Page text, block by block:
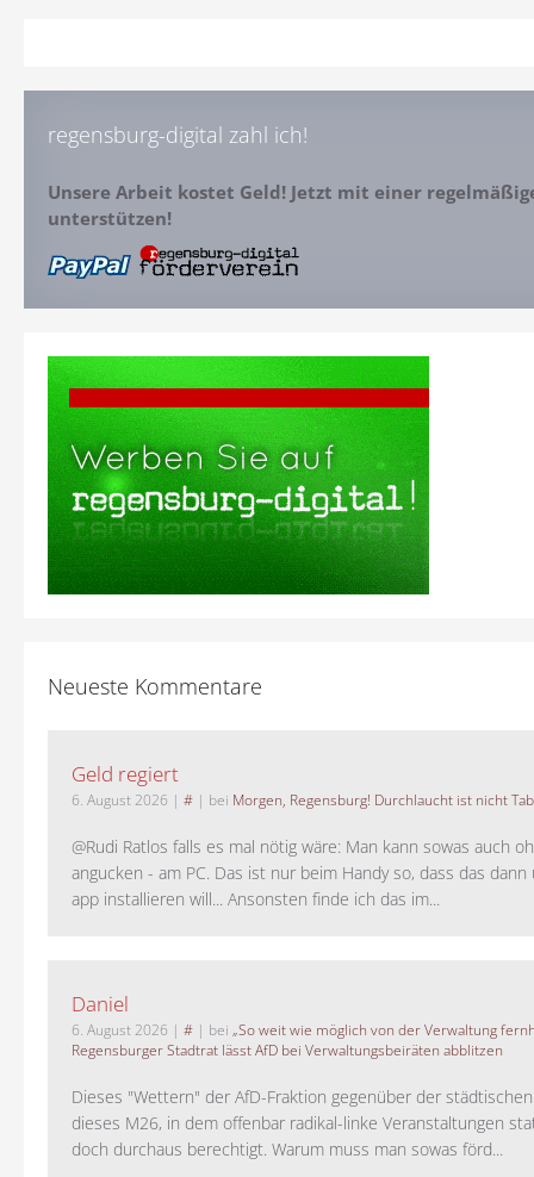
regensburg-digital zahl ich!
Unsere Arbeit kostet Geld! Jetzt mit einer
unterstützen!
Neueste Kommentare
Geld regiert
6. August 2026 | # | bei Morgen, Regensburg! Durchlaucht ist nicht
@Rudi Ratlos falls es mal nötig wäre: Man kann sowas auch
angucken - am PC. Das ist nur beim Handy so, dass das
app installieren will... Ansonsten finde ich das im...
Daniel
6. August 2026 | # | bei „So weit wie möglich von der Verwaltung
Regensburger Stadtrat lässt AfD bei Verwaltungsbeiräten abblitzen
Dieses "Wettern" der AfD-Fraktion gegenüber der
dieses M26, in dem offenbar radikal-linke Veranstaltungen
doch durchaus berechtigt. Warum muss man sowas förd...